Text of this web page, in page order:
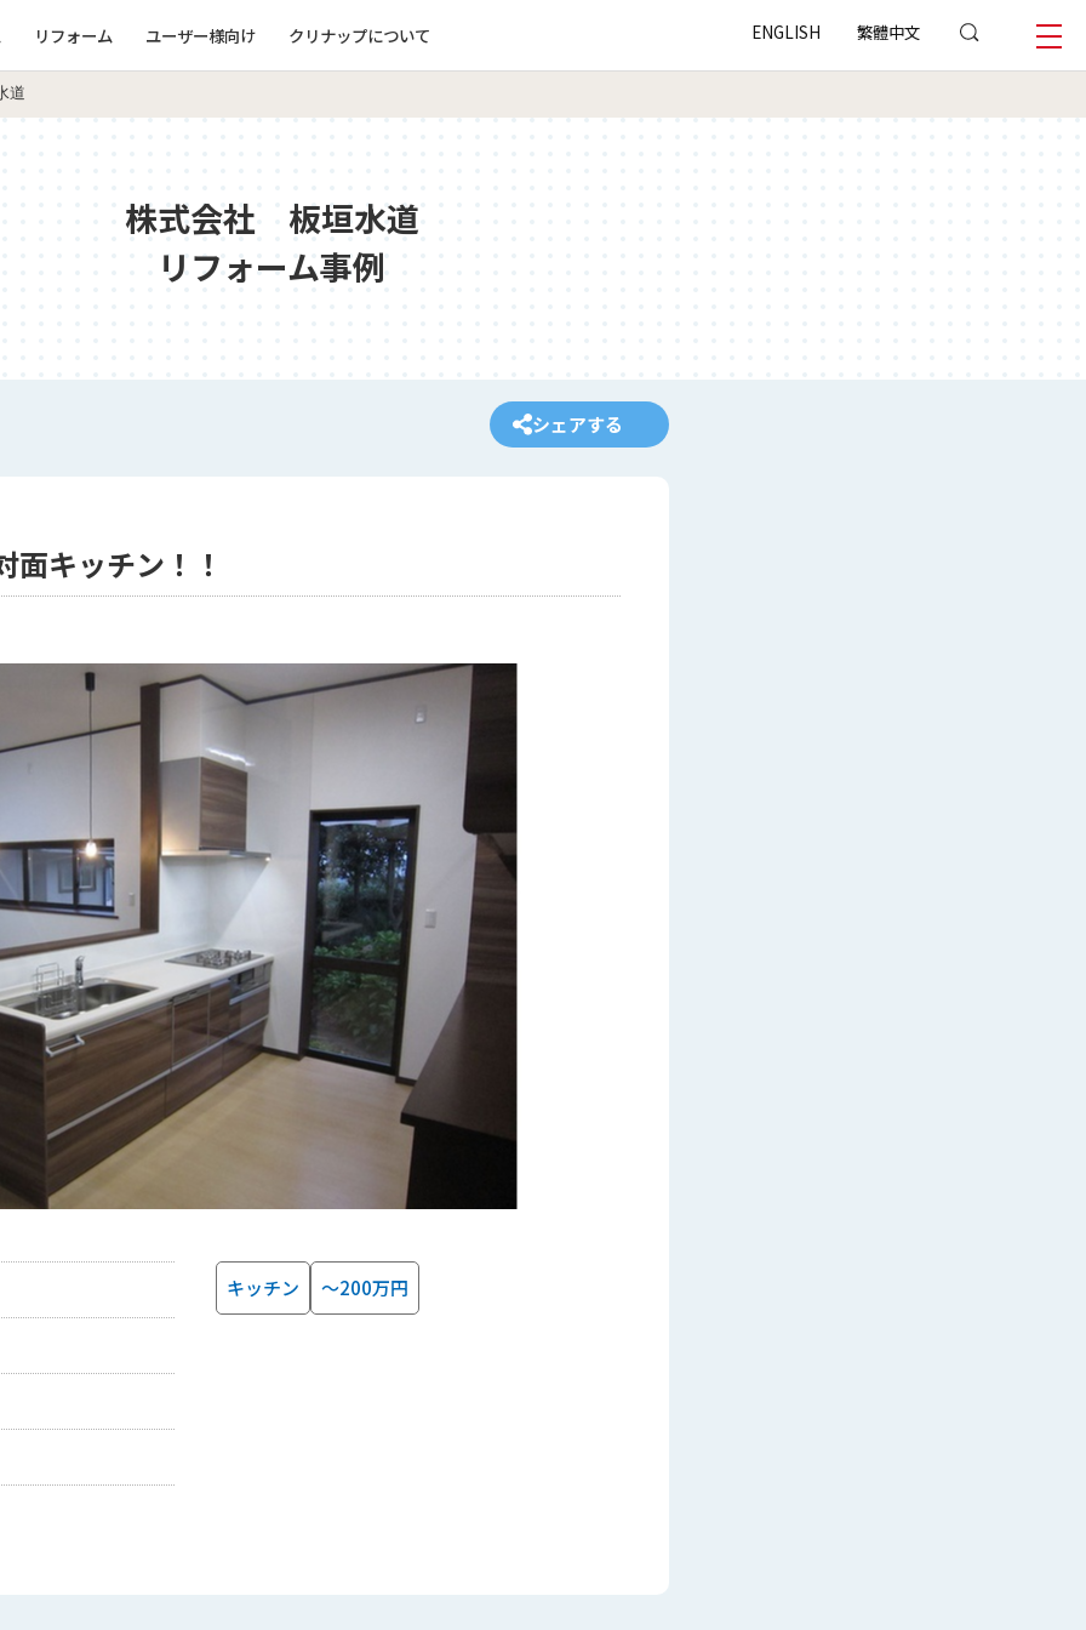
リフォーム ユーザー様向け クリナップについて ENGLISH 繁體中文
道
株式会社 板垣水道
リフォーム事例
シェアする
面キッチン！！
キッチン ～200万円